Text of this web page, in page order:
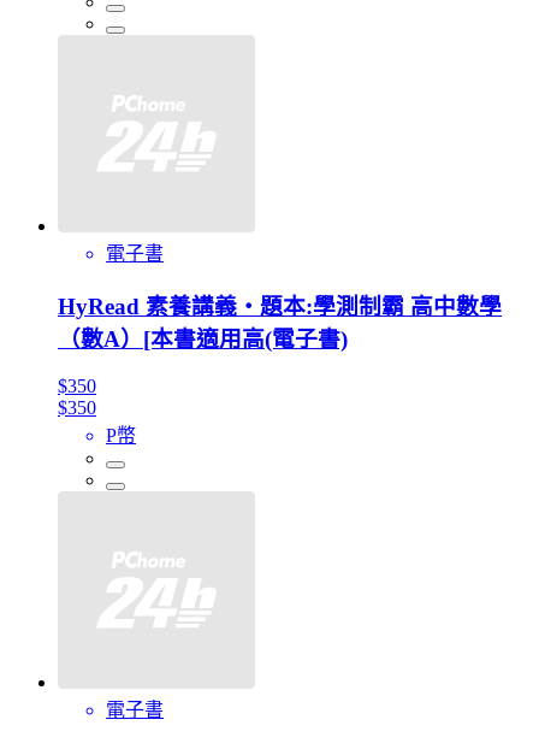
電子書
HyRead 素養講義‧題本:學測制霸 高中數學
（數A）[本書適用高(電子書)
$350
$350
P幣
電子書